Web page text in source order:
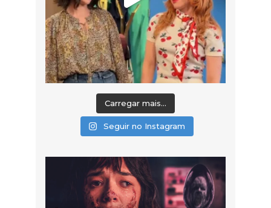
Carregar mais...
Seguir no Instagram